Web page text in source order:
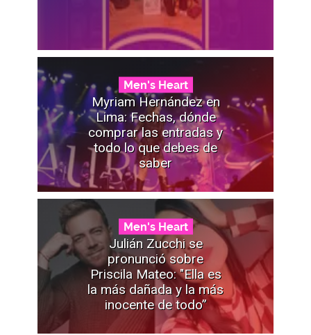
Men's Heart
Myriam Hernández en
Lima: Fechas, dónde
comprar las entradas y
todo lo que debes de
saber
Men's Heart
Julián Zucchi se
pronunció sobre
Priscila Mateo: "Ella es
la más dañada y la más
inocente de todo”